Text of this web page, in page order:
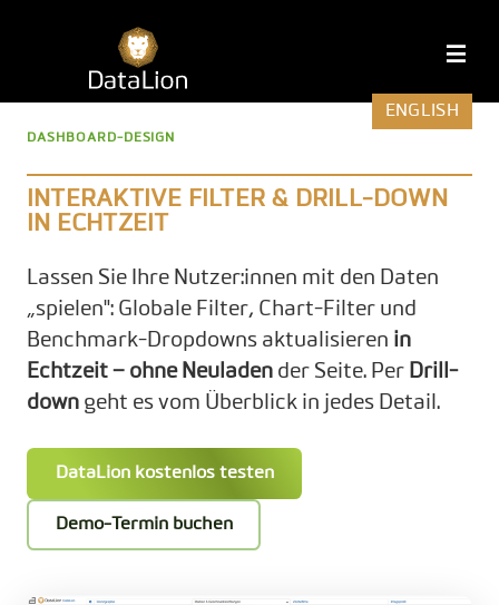
ENGLISH
DASHBOARD-DESIGN
INTERAKTIVE FILTER & DRILL-DOWN
IN ECHTZEIT
Lassen Sie Ihre Nutzer:innen mit den Daten
„spielen": Globale Filter, Chart-Filter und
Benchmark-Dropdowns aktualisieren in
Echtzeit – ohne Neuladen der Seite. Per Drill-
down geht es vom Überblick in jedes Detail.
DataLion kostenlos testen
Demo-Termin buchen